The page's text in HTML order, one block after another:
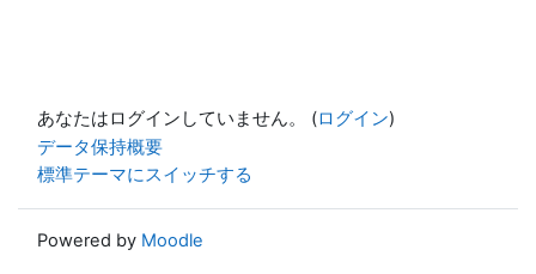
あなたはログインしていません。 (ログイン)
データ保持概要
標準テーマにスイッチする
Powered by Moodle